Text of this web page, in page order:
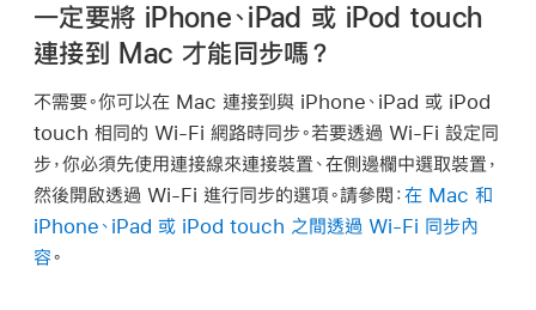
一定要將 iPhone、iPad 或 iPod touch
連接到 Mac 才能同步嗎？
不需要。你可以在 Mac 連接到與 iPhone、iPad 或 iPod
touch 相同的 Wi-Fi 網路時同步。若要透過 Wi-Fi 設定同
步，你必須先使用連接線來連接裝置、在側邊欄中選取裝置，
然後開啟透過 Wi-Fi 進行同步的選項。請參閱：在 Mac 和
iPhone、iPad 或 iPod touch 之間透過 Wi-Fi 同步內
容。